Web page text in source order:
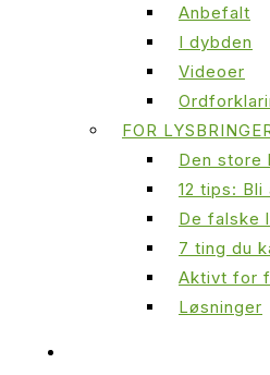
Anbefalt
I dybden
Videoer
FOR
Den store
12 tips: Bli
De falske
7 ting du
Aktivt for
Løsninger